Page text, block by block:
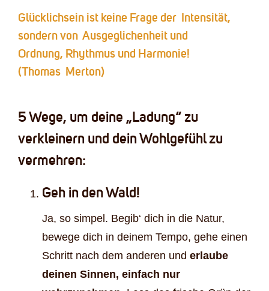
Glücklichsein ist keine Frage der Intensität,
sondern von Ausgeglichenheit und
Ordnung, Rhythmus und Harmonie!
(Thomas Merton)
5 Wege, um deine „Ladung“ zu
verkleinern und dein Wohlgefühl zu
vermehren:
Geh in den Wald!
Ja, so simpel. Begib‘ dich in die Natur,
bewege dich in deinem Tempo, gehe einen
Schritt nach dem anderen und erlaube
deinen Sinnen, einfach nur